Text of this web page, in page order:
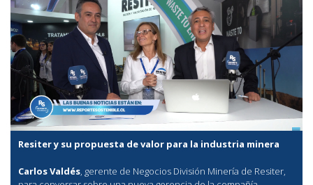
Resiter y su propuesta de valor para la industria minera
Carlos Valdés, gerente de Negocios División Minería de Resiter,